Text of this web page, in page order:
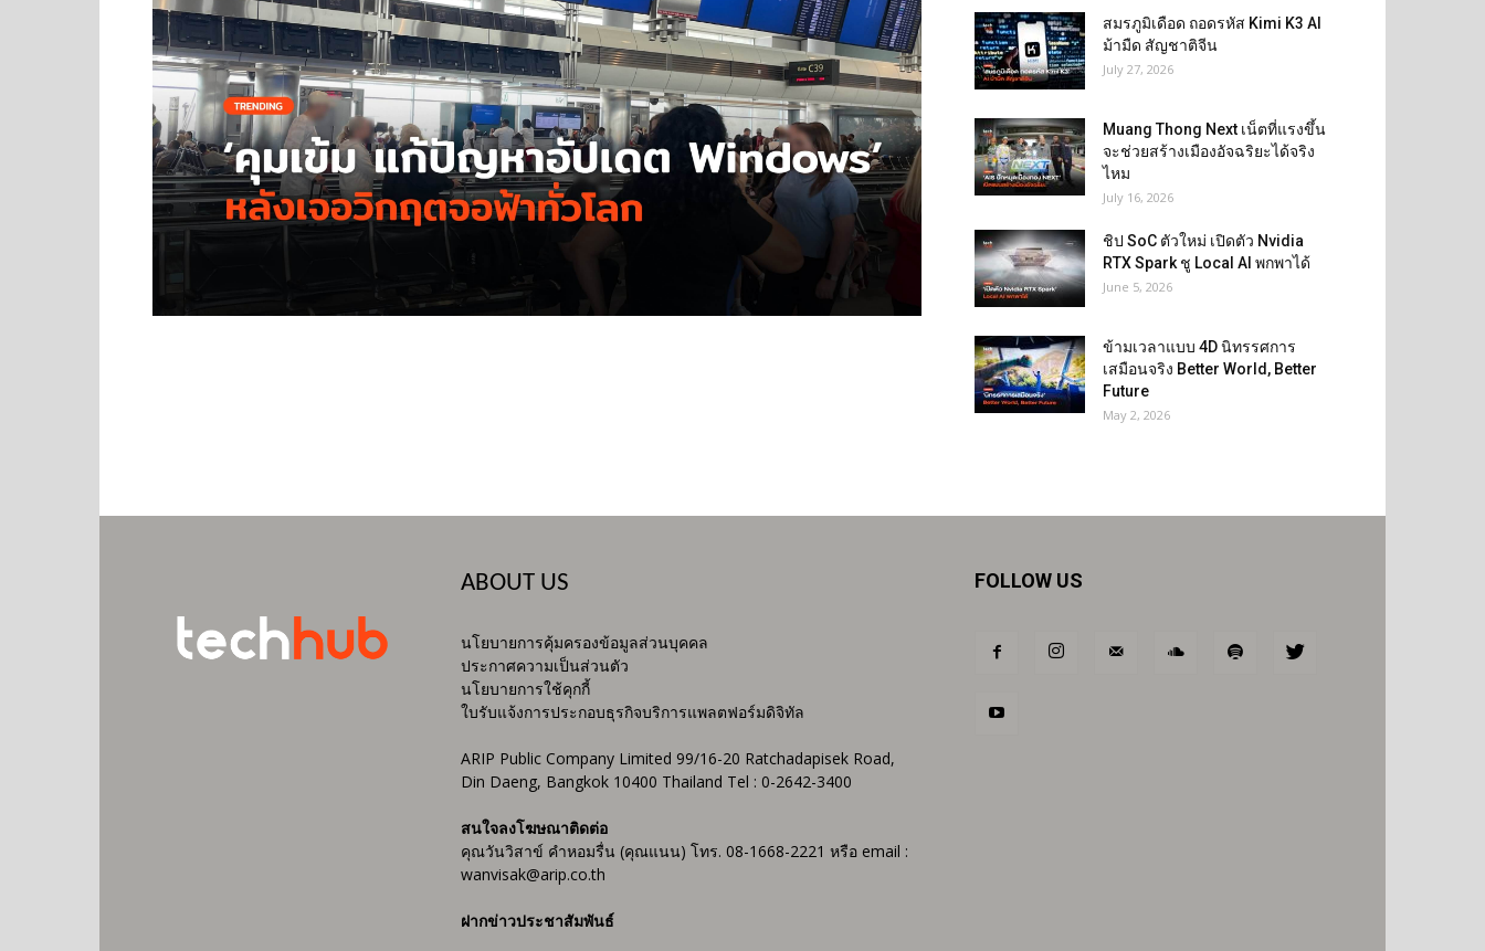
สมรภูมิเดือด ถอดรหัส Kimi K3 AI
ม้ามืด สัญชาติจีน
July 27, 2026
Muang Thong Next เน็ตที่แรงขึ้น
จะช่วยสร้างเมืองอัจฉริยะได้จริง
ไหม
July 16, 2026
ชิป SoC ตัวใหม่ เปิดตัว Nvidia
RTX Spark ชู Local AI พกพาได้
June 5, 2026
ข้ามเวลาแบบ 4D นิทรรศการ
เสมือนจริง Better World, Better
Future
May 2, 2026
ABOUT US
นโยบายการคุ้มครองข้อมูลส่วนบุคคล
ประกาศความเป็นส่วนตัว
นโยบายการใช้คุกกี้
ใบรับแจ้งการประกอบธุรกิจบริการแพลตฟอร์มดิจิทัล
ARIP Public Company Limited 99/16-20 Ratchadapisek Road,
Din Daeng, Bangkok 10400 Thailand Tel : 0-2642-3400
สนใจลงโฆษณาติดต่อ
คุณวันวิสาข์ คำหอมรื่น (คุณแนน) โทร. 08-1668-2221 หรือ email :
wanvisak@arip.co.th
ฝากข่าวประชาสัมพันธ์
FOLLOW US